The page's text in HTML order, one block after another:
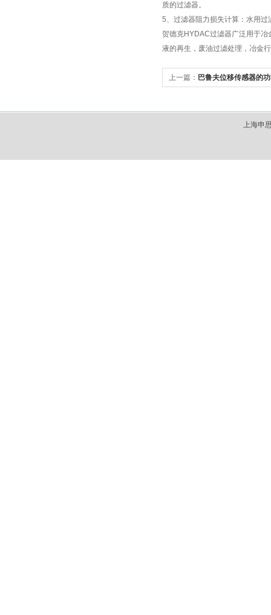
质的过滤器。
5、过滤器阻力损失计算：水用
贺德克HYDAC过滤器广泛用于
液的再生，废油过滤处理，冶金
上一篇： 巴鲁夫位移传感器的
上海申